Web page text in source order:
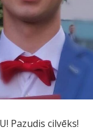
Pazudis cilvēks!